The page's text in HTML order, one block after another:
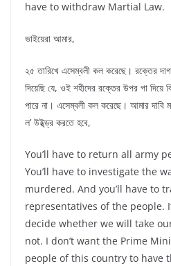
have to withdraw Martial Law.
ভাইয়েরা আমার,
২৫ তারিখে এসেম্বলী কল করেছে। রক্তের
দিয়েছি যে, ওই শহীদের রক্তের উপর পা দিয়ে
পারে না। এসেম্বলী কল করেছে। আমার দাবি
ল’ উইথ্ড্র করতে হবে,
You’ll have to return all army
You’ll have to investigate the
murdered. And you’ll have to
representatives of the people.
decide whether we will take
not. I don’t want the Prime
people of this country to have